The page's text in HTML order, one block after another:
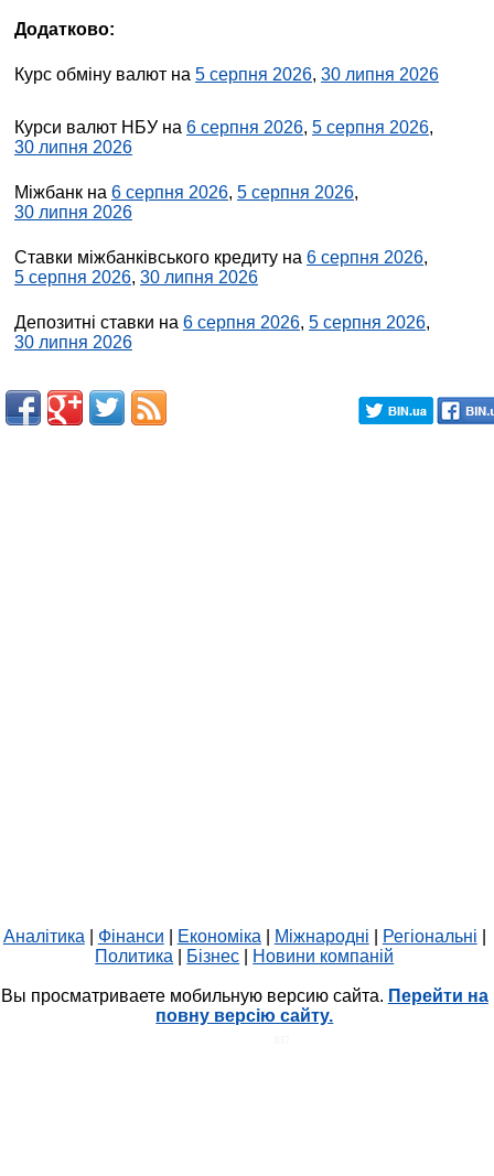
Додатково:
Курс обміну валют на 5 серпня 2026, 30 липня 2026
Курси валют НБУ на 6 серпня 2026, 5 серпня 2026,
30 липня 2026
Міжбанк на 6 серпня 2026, 5 серпня 2026,
30 липня 2026
Ставки міжбанківського кредиту на 6 серпня 2026,
5 серпня 2026, 30 липня 2026
Депозитні ставки на 6 серпня 2026, 5 серпня 2026,
30 липня 2026
Аналітика Фінанси Економіка Міжнародні Регіональні
Политика
Бізнес Новини компаній
Вы просматриваете мобильную версию сайта. Перейти на
повну версію сайту.